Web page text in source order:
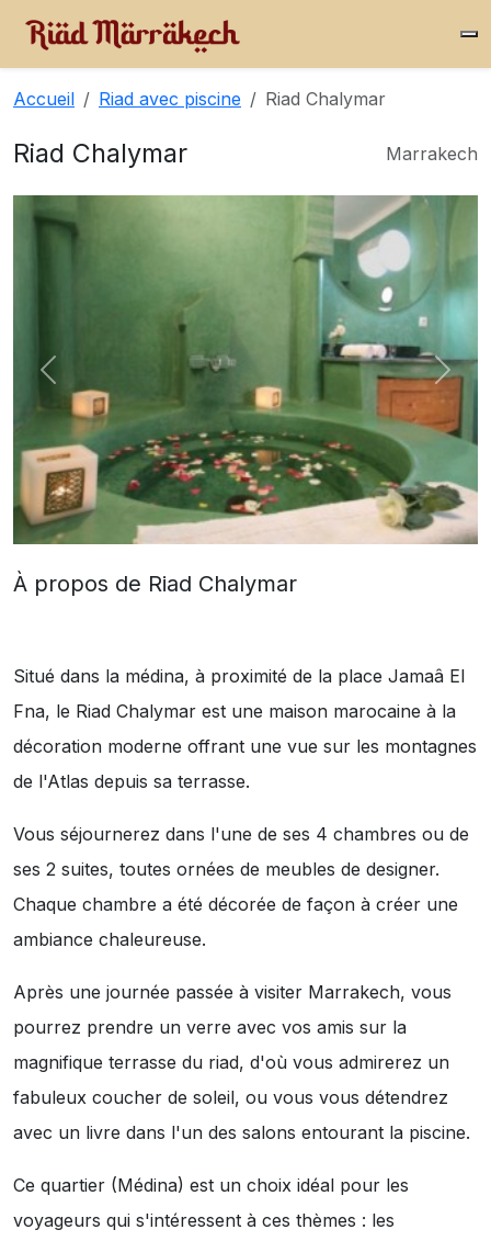
Accueil Riad avec piscine Riad Chalymar
Riad Chalymar Marrakech
À propos de Riad Chalymar
Situé dans la médina, à proximité de la place Jamaâ El
Fna, le Riad Chalymar est une maison marocaine à la
décoration moderne offrant une vue sur les montagnes
de l'Atlas depuis sa terrasse.
Vous séjournerez dans l'une de ses 4 chambres ou de
ses 2 suites, toutes ornées de meubles de designer.
Chaque chambre a été décorée de façon à créer une
ambiance chaleureuse.
Après une journée passée à visiter Marrakech, vous
pourrez prendre un verre avec vos amis sur la
magnifique terrasse du riad, d'où vous admirerez un
fabuleux coucher de soleil, ou vous vous détendrez
avec un livre dans l'un des salons entourant la piscine.
Ce quartier (Médina) est un choix idéal pour les
voyageurs qui s'intéressent à ces thèmes : les